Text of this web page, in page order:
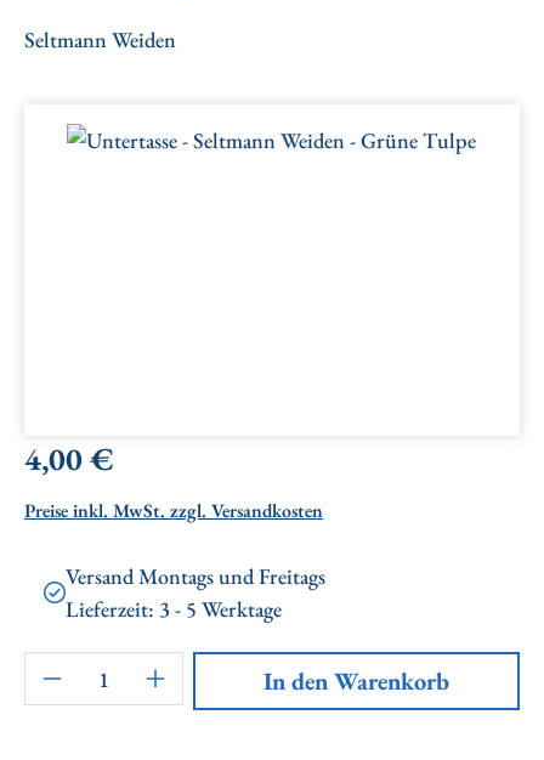
Seltmann Weiden
Bildergalerie überspringen
Regulärer Preis:
4,00 €
Preise inkl. MwSt. zzgl. Versandkosten
Versand Montags und Freitags
Lieferzeit: 3 - 5 Werktage
Artikel Anzahl: Gib den gewünschten
In den Warenkorb